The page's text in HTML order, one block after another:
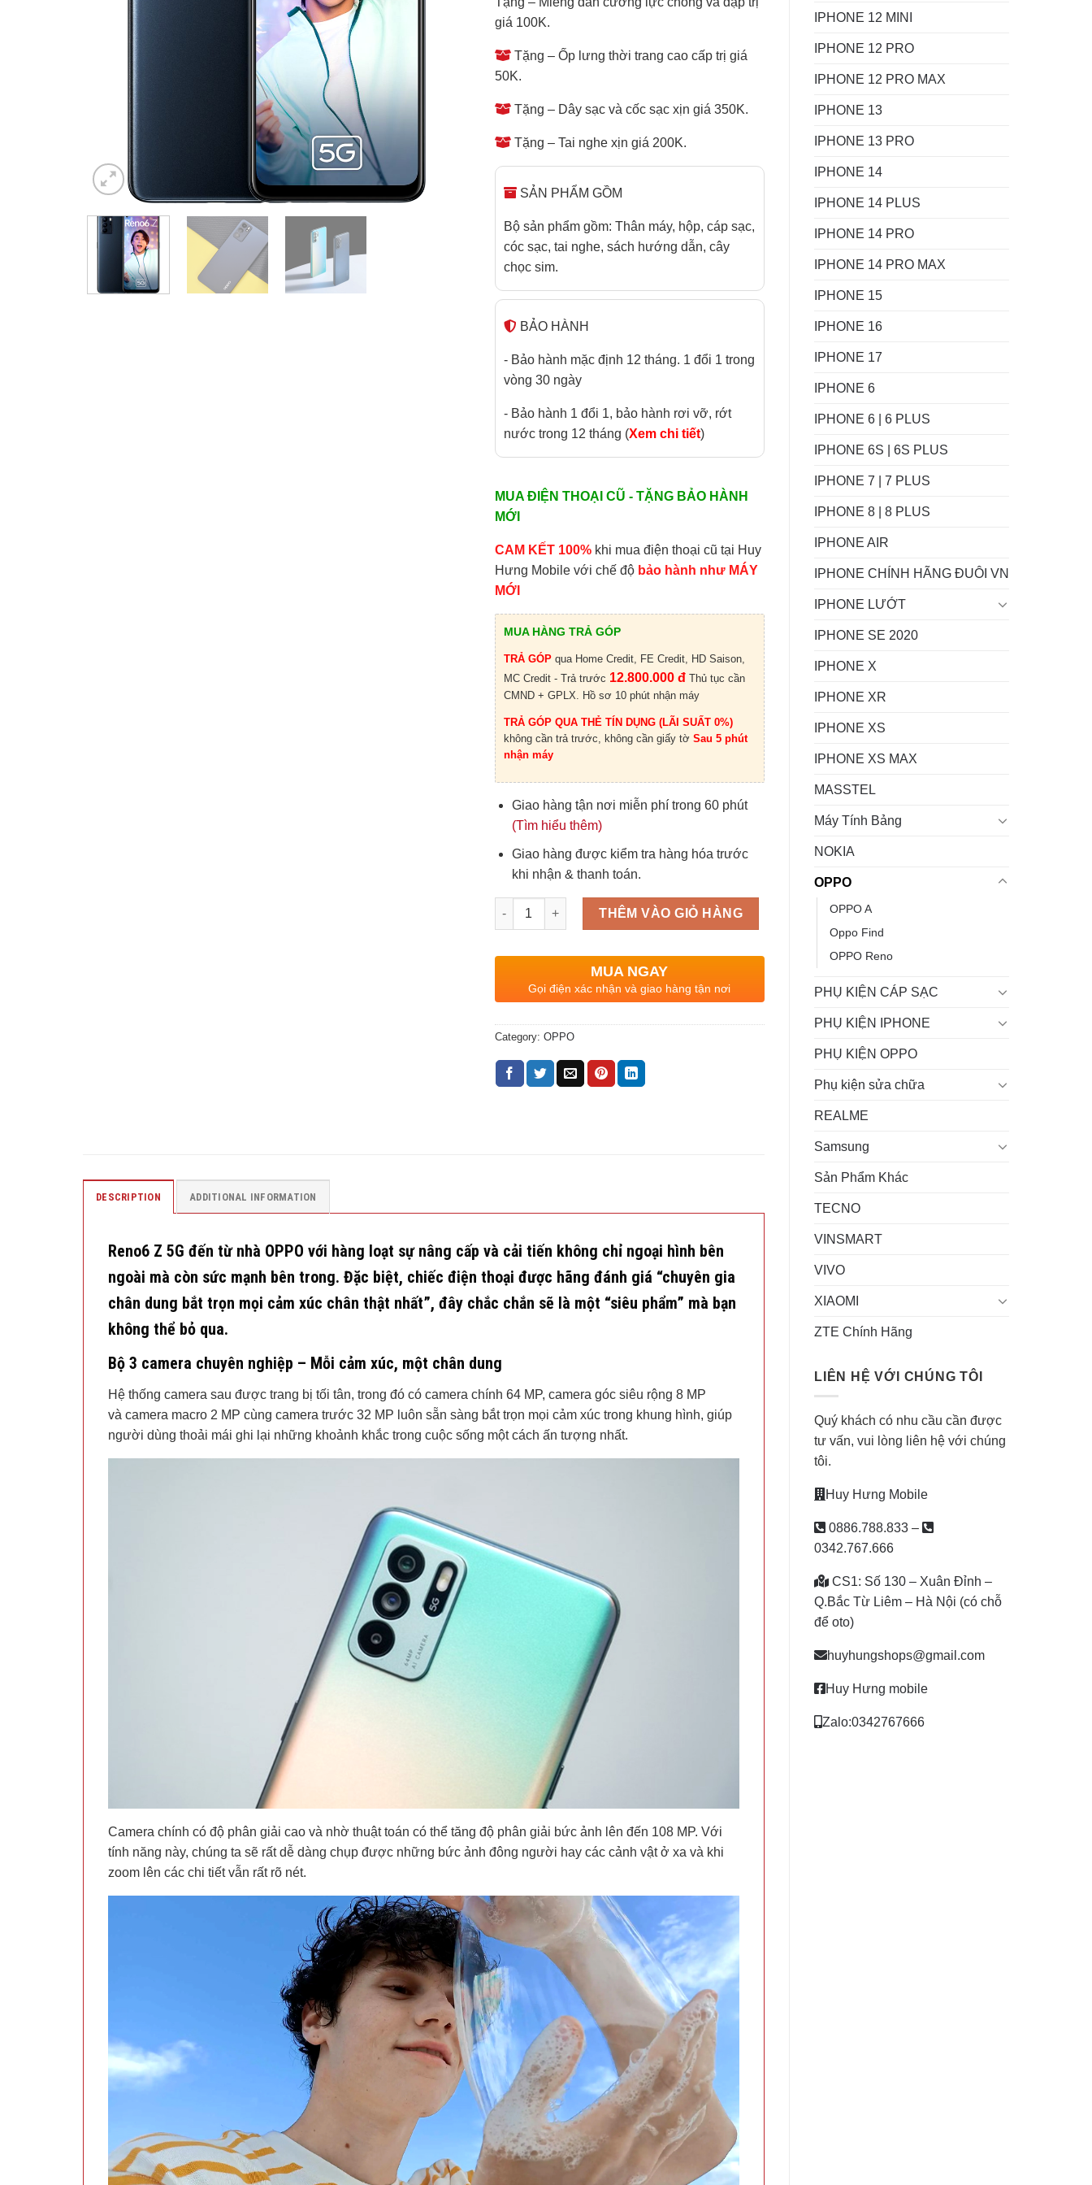
IPHONE 12 MINI
IPHONE 12 PRO
IPHONE 12 PRO MAX
IPHONE 13
IPHONE 13 PRO
IPHONE 14
IPHONE 14 PLUS
IPHONE 14 PRO
IPHONE 14 PRO MAX
IPHONE 15
IPHONE 16
IPHONE 17
IPHONE 6
IPHONE 6 | 6 PLUS
IPHONE 6S | 6S PLUS
IPHONE 7 | 7 PLUS
IPHONE 8 | 8 PLUS
IPHONE AIR
IPHONE CHÍNH HÃNG ĐUÔI VN
IPHONE LƯỚT
IPHONE SE 2020
IPHONE X
IPHONE XR
IPHONE XS
IPHONE XS MAX
MASSTEL
Máy Tính Bảng
NOKIA
OPPO
OPPO A
Oppo Find
OPPO Reno
PHỤ KIỆN CÁP SẠC
PHỤ KIỆN IPHONE
PHỤ KIỆN OPPO
Phụ kiện sửa chữa
REALME
Samsung
Sản Phẩm Khác
TECNO
VINSMART
VIVO
XIAOMI
ZTE Chính Hãng
LIÊN HỆ VỚI CHÚNG TÔI
Quý khách có nhu cầu cần được
tư vấn, vui lòng liên hệ với chúng
tôi.
Huy Hưng Mobile
0886.788.833 –
0342.767.666
CS1: Số 130 – Xuân Đỉnh –
Q.Bắc Từ Liêm – Hà Nội (có chỗ
để oto)
huyhungshops@gmail.com
Huy Hưng mobile
Zalo:0342767666
giá 100K.
Tặng – Ốp lưng thời trang cao cấp trị giá
50K.
Tặng – Dây sạc và cốc sạc xịn giá 350K.
Tặng – Tai nghe xịn giá 200K.
SẢN PHẨM GỒM
Bộ sản phẩm gồm: Thân máy, hộp, cáp sạc,
cóc sạc, tai nghe, sách hướng dẫn, cây
chọc sim.
BẢO HÀNH
- Bảo hành mặc định 12 tháng. 1 đổi 1 trong
vòng 30 ngày
- Bảo hành 1 đổi 1, bảo hành rơi vỡ, rớt
nước trong 12 tháng (Xem chi tiết)
MUA ĐIỆN THOẠI CŨ - TẶNG BẢO HÀNH
MỚI
CAM KẾT 100%khi mua điện thoại cũ tại Huy
Hưng Mobile với chế độ bảo hành như MÁY
MỚI
MUA HÀNG TRẢ GÓP
TRẢ GÓPqua Home Credit, FE Credit, HD Saison,
MC Credit - Trả trước 12.800.000 đThủ tục cần
CMND + GPLX. Hồ sơ 10 phút nhận máy
TRẢ GÓP QUA THẺ TÍN DỤNG (LÃI SUẤT 0%)
không cần trả trước, không cần giấy tờ Sau 5 phút
nhận máy
Giao hàng tận nơi miễn phí trong 60 phút
(Tìm hiểu thêm)
Giao hàng được kiểm tra hàng hóa trước
khi nhận & thanh toán.
Quantity
THÊM VÀO GIỎ HÀNG
MUA NGAY
Gọi điện xác nhận và giao hàng tận nơi
Category: OPPO
DESCRIPTION ADDITIONAL INFORMATION
Reno6 Z 5G đến từ nhà OPPO với hàng loạt sự nâng cấp và cải tiến không chỉ ngoại hình bên
ngoài mà còn sức mạnh bên trong. Đặc biệt, chiếc điện thoại được hãng đánh giá “chuyên gia
chân dung bắt trọn mọi cảm xúc chân thật nhất”, đây chắc chắn sẽ là một “siêu phẩm” mà bạn
không thể bỏ qua.
Bộ 3 camera chuyên nghiệp – Mỗi cảm xúc, một chân dung
Hệ thống camera sau được trang bị tối tân, trong đó có camera chính 64 MP, camera góc siêu rộng 8 MP
và camera macro 2 MP cùng camera trước 32 MP luôn sẵn sàng bắt trọn mọi cảm xúc trong khung hình, giúp
người dùng thoải mái ghi lại những khoảnh khắc trong cuộc sống một cách ấn tượng nhất.
Camera chính có độ phân giải cao và nhờ thuật toán có thể tăng độ phân giải bức ảnh lên đến 108 MP. Với
tính năng này, chúng ta sẽ rất dễ dàng chụp được những bức ảnh đông người hay các cảnh vật ở xa và khi
zoom lên các chi tiết vẫn rất rõ nét.